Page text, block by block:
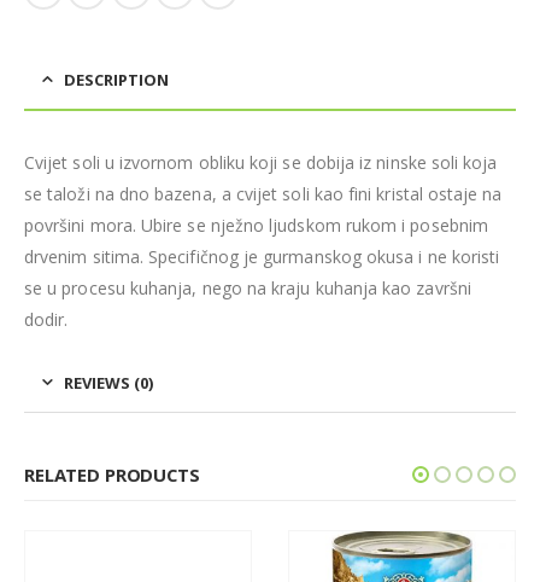
DESCRIPTION
Cvijet soli u izvornom obliku koji se dobija iz ninske soli koja
se taloži na dno bazena, a cvijet soli kao fini kristal ostaje na
površini mora. Ubire se nježno ljudskom rukom i posebnim
drvenim sitima. Specifičnog je gurmanskog okusa i ne koristi
se u procesu kuhanja, nego na kraju kuhanja kao završni
dodir.
REVIEWS (0)
RELATED PRODUCTS